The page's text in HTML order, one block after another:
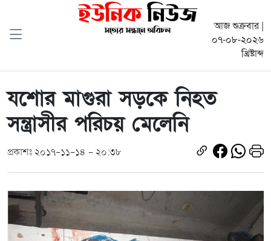
আজ শুক্রবার |
০৭-০৮-২০২৬
খ্রিষ্টাব্দ
যশোর মাগুরা সড়কে নিহত
সন্ত্রাসীর পরিচয় মেলেনি
প্রকাশঃ ২০১৭-১১-১৪ - ২০:৩৮